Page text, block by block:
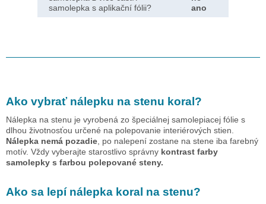
samolepka s aplikační fólii?
ano
Ako vybrať nálepku na stenu koral ?
Nálepka na stenu je vyrobená zo špeciálnej samolepiacej fólie s
dlhou životnosťou určené na polepovanie interiérových stien.
Nálepka nemá pozadie , po nalepení zostane na stene iba farebný
motív. Vždy vyberajte starostlivo správny kontrast farby
samolepky s farbou polepované steny.
Ako sa lepí nálepka koral na stenu?